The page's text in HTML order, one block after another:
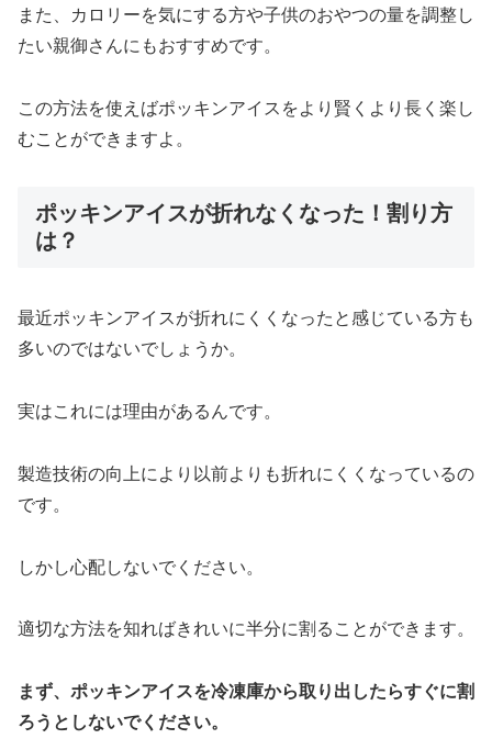
また、カロリーを気にする方や子供のおやつの量を調整し
たい親御さんにもおすすめです。
この方法を使えばポッキンアイスをより賢くより長く楽し
むことができますよ。
ポッキンアイスが折れなくなった！割り方
は？
最近ポッキンアイスが折れにくくなったと感じている方も
多いのではないでしょうか。
実はこれには理由があるんです。
製造技術の向上により以前よりも折れにくくなっているの
です。
しかし心配しないでください。
適切な方法を知ればきれいに半分に割ることができます。
まず、ポッキンアイスを冷凍庫から取り出したらすぐに割
ろうとしないでください。